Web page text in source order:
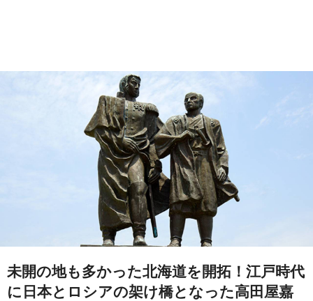
未開の地も多かった北海道を開拓！江戸時代
に日本とロシアの架け橋となった高田屋嘉